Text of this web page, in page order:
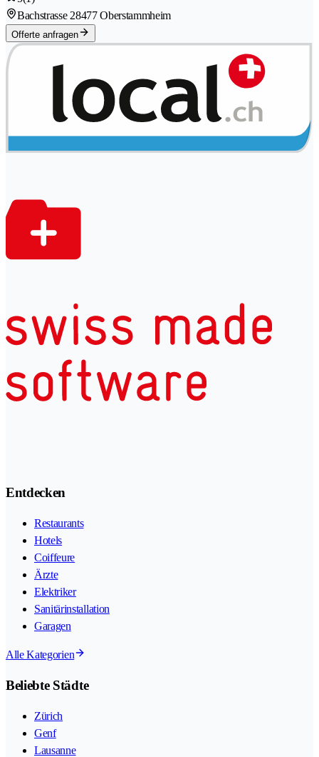
Bachstrasse 28477 Oberstammheim
Offerte anfragen
Entdecken
Restaurants
Hotels
Coiffeure
Ärzte
Elektriker
Sanitärinstallation
Garagen
Alle Kategorien
Beliebte Städte
Zürich
Genf
Lausanne